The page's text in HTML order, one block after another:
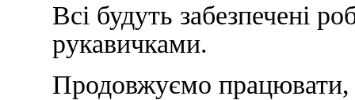
Всі будуть забезпечені
рукавичками.
Продовжуємо працювати,